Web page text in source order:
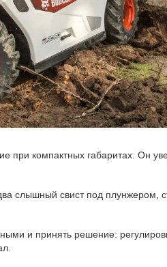
компактных габаритах. Он
слышный свист под плунжером,
и принять решение: